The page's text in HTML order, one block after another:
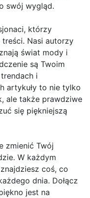
swój wygląd.
którzy
treści. Nasi autorzy
świat mody i
są Twoim
i
artykuły to nie tylko
ale także prawdziwe
się piękniejszą
zmienić Twój
W każdym
coś, co
dnia. Dołącz
jest na